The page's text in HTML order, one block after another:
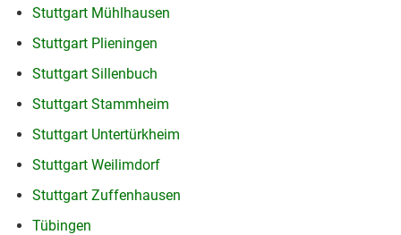
Stuttgart Mühlhausen
Stuttgart Plieningen
Stuttgart Sillenbuch
Stuttgart Stammheim
Stuttgart Untertürkheim
Stuttgart Weilimdorf
Stuttgart Zuffenhausen
Tübingen